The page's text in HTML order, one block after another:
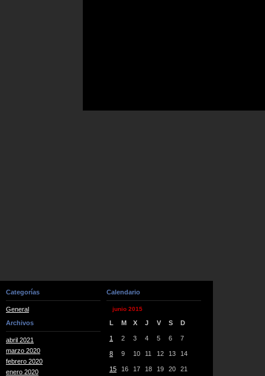
Categorías
General
Archivos
abril 2021
marzo 2020
febrero 2020
enero 2020
Calendario
junio 2015
L M X J V S D
1 2 3 4 5 6 7
8 9 10 11 12 13 14
15 16 17 18 19 20 21